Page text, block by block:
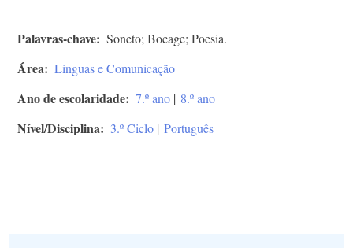
Palavras-chave Soneto; Bocage; Poesia.
Área Línguas e Comunicação
Ano de escolaridade 7.º ano | 8.º ano
Nível/Disciplina 3.º Ciclo | Português